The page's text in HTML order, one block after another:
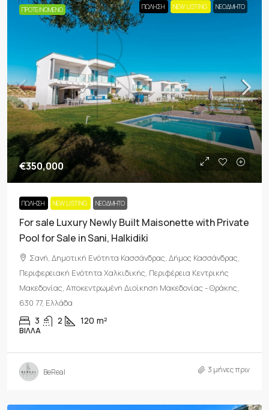
ΠΡΟΤΕΙΝΌΜΕΝΟ ΠΏΛΗΣΗ NEW LISTING ΝΕΟΔΜΗΤΟ
€350,000
ΠΏΛΗΣΗ NEW LISTING ΝΕΟΔΜΗΤΟ
For sale Luxury Newly Built Maisonette with Private
Pool for Sale in Sani, Halkidiki
Σανή, Δημοτική Ενότητα Κασσάνδρας, Δήμος Κασσάνδρας,
Περιφερειακή Ενότητα Χαλκιδικής, Περιφέρεια Κεντρικής
Μακεδονίας, Αποκεντρωμένη Διοίκηση Μακεδονίας - Θράκης,
630 77, Ελλάδα
3 2 120 m²
ΒΊΛΛΑ
BeReal 3 μήνες πριν